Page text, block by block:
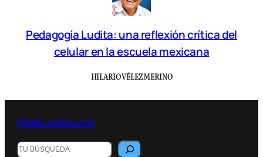
Pedagogía Ludita: una reflexión crítica del
celular en la escuela mexicana
HILARIO VÉLEZ MERINO
PROFELANDIA.COM
B